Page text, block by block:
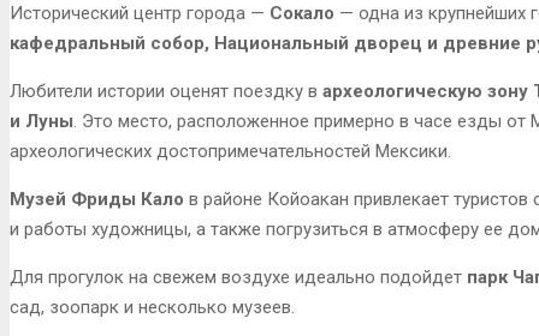
Исторический центр города — Сокало — одна из крупнейших
кафедральный собор, Национальный дворец и древние
Любители истории оценят поездку в археологическую зону
и Луны . Это место, расположенное примерно в часе езды от
археологических достопримечательностей Мексики.
Музей Фриды Кало в районе Койоакан привлекает
и работы художницы, а также погрузиться в атмосферу ее
Для прогулок на свежем воздухе идеально подойдет парк
сад, зоопарк и несколько музеев.